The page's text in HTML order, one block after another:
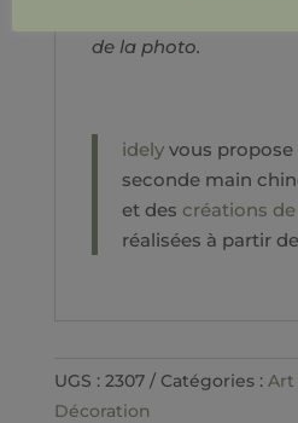
de la photo.
idelyvous propose
seconde main
et des créations
réalisées à partir
UGS : 2307 Catégories : Art
Décoration